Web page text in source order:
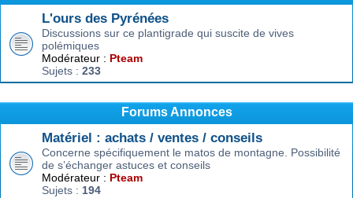
L'ours des Pyrénées
Discussions sur ce plantigrade qui suscite de vives
polémiques
Modérateur : Pteam
Sujets : 233
Forums Annonces
Matériel : achats / ventes / conseils
Concerne spécifiquement le matos de montagne. Possibilité
de s’échanger astuces et conseils
Modérateur : Pteam
Sujets : 194